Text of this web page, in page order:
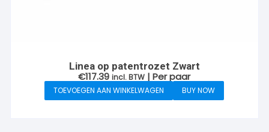
Linea op patentrozet Zwart
€117.39 incl. BTW | Per paar
TOEVOEGEN AAN WINKELWAGEN BUY NOW